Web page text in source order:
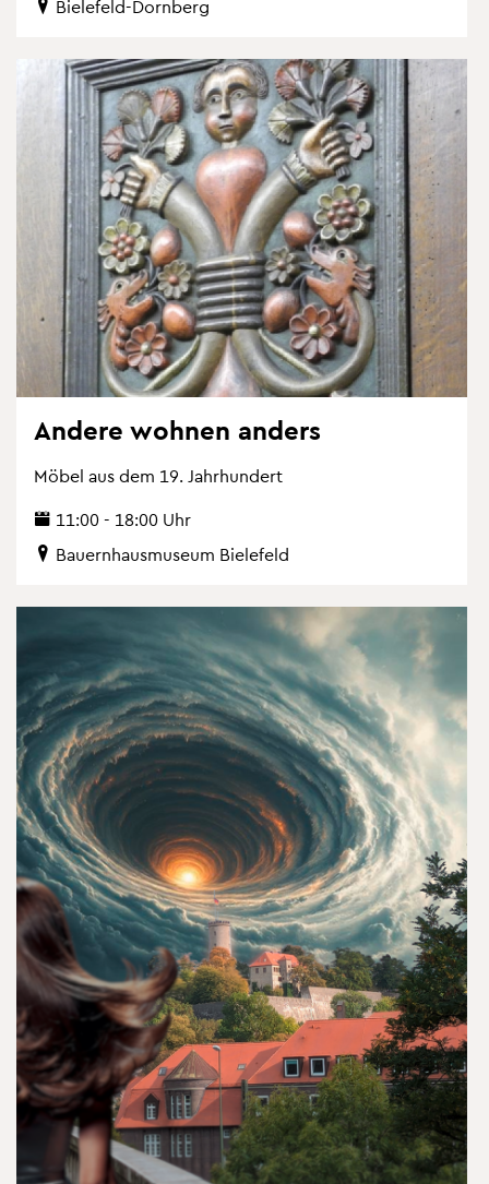
Bie­le­feld-Dorn­berg
An­de­re woh­nen an­ders
Möbel aus dem 19. Jahr­hun­dert
11:00 - 18:00 Uhr
Bau­ern­haus­mu­se­um Bie­le­feld